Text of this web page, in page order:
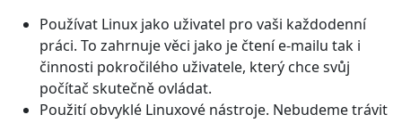
Používat Linux jako uživatel pro vaši každodenní
práci. To zahrnuje věci jako je čtení e-mailu tak i
činnosti pokročilého uživatele, který chce svůj
počítač skutečně ovládat.
Použití obvyklé Linuxové nástroje. Nebudeme trávit